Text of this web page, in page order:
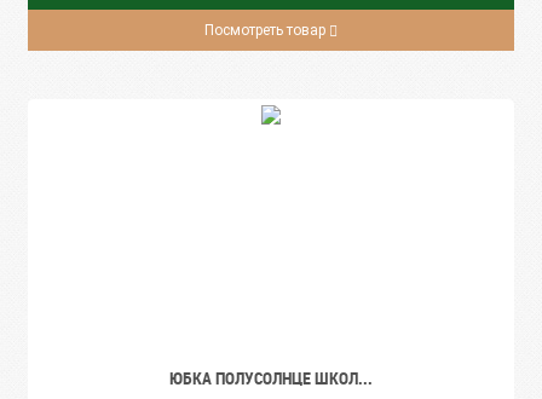
Посмотреть товар
ЮБКА ПОЛУСОЛНЦЕ ШКОЛ...